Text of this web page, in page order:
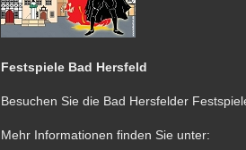
Festspiele Bad Hersfeld
Besuchen Sie die Bad Hersfelder
Mehr Informationen finden Sie unter: